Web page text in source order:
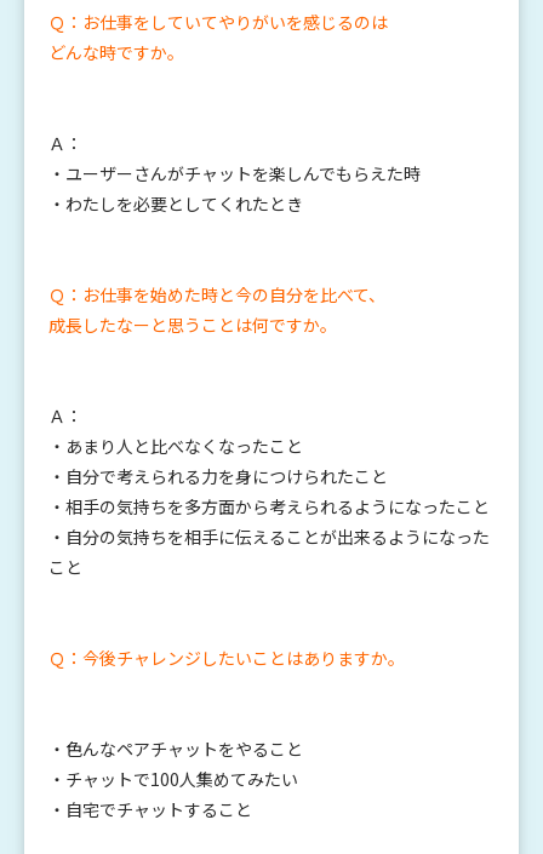
Ｑ：お仕事をしていてやりがいを感じるのは
どんな時ですか。
Ａ：
・ユーザーさんがチャットを楽しんでもらえた時
・わたしを必要としてくれたとき
Ｑ：お仕事を始めた時と今の自分を比べて、
成長したなーと思うことは何ですか。
Ａ：
・あまり人と比べなくなったこと
・自分で考えられる力を身につけられたこと
・相手の気持ちを多方面から考えられるようになったこと
・自分の気持ちを相手に伝えることが出来るようになった
こと
Ｑ：今後チャレンジしたいことはありますか。
・色んなペアチャットをやること
・チャットで100人集めてみたい
・自宅でチャットすること